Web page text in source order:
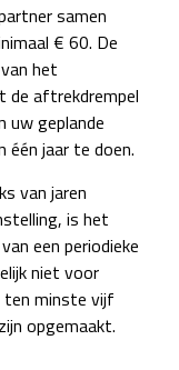
samen
€ 60. De
het
de aftrekdrempel
uw geplande
jaar te doen.
van jaren
is het
een periodieke
niet voor
ten minste vijf
opgemaakt.